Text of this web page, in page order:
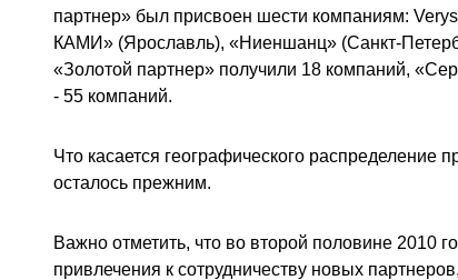
партнер» был присвоен шести компаниям:
КАМИ» (Ярославль), «Ниеншанц» (Санкт-
«Золотой партнер» получили 18 компаний,
- 55 компаний.
Что касается географического распределение
осталось прежним.
Важно отметить, что во второй половине 2010
привлечения к сотрудничеству новых